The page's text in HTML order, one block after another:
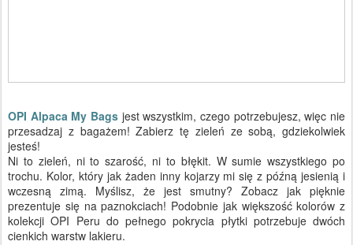
OPI Alpaca My Bags jest wszystkim, czego potrzebujesz, więc nie
przesadzaj z bagażem!Zabierz tę zieleń ze sobą, gdziekolwiek
jesteś!
Ni to zieleń, ni to szarość, ni to błękit. W sumie wszystkiego po
trochu. Kolor, który jak żaden inny kojarzy mi się z późną jesienią i
wczesną zimą. Myślisz, że jest smutny? Zobacz jak pięknie
prezentuje się na paznokciach! Podobnie jak większość kolorów z
kolekcji OPI Peru do pełnego pokrycia płytki potrzebuje dwóch
cienkich warstw lakieru.